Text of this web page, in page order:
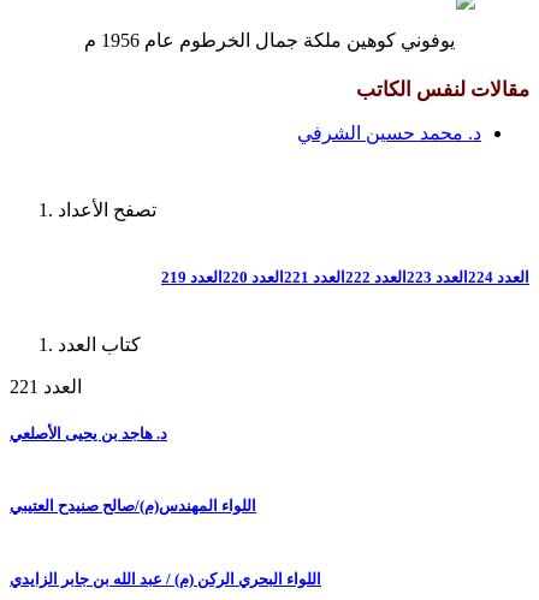
يوفوني كوهين ملكة جمال الخرطوم عام 1956 م
مقالات لنفس الكاتب
د. محمد حسين الشرفي
تصفح الأعداد
العدد 224 العدد 223 العدد 222 العدد 221 العدد 220 العدد 219
كتاب العدد
العدد 221
د. هاجد بن يحيى الأصلعي
اللواء المهندس(م)/صالح صنيدح العتيبي
اللواء البحري الركن (م) / عبد الله بن جابر الزايدي